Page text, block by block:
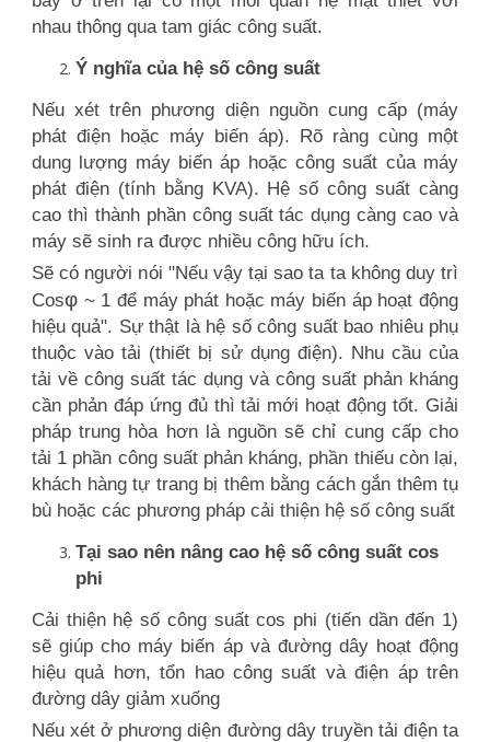
nhau thông qua tam giác công suất.
Ý nghĩa của hệ số công suất
Nếu xét trên phương diện nguồn cung cấp (máy
phát điện hoặc máy biến áp). Rõ ràng cùng một
dung lượng máy biến áp hoặc công suất của máy
phát điện (tính bằng KVA). Hệ số công suất càng
cao thì thành phần công suất tác dụng càng cao và
máy sẽ sinh ra được nhiều công hữu ích.
Sẽ có người nói "Nếu vậy tại sao ta ta không duy trì
Cosφ ~ 1 để máy phát hoặc máy biến áp hoạt động
hiệu quả". Sự thật là hệ số công suất bao nhiêu phụ
thuộc vào tải (thiết bị sử dụng điện). Nhu cầu của
tải về công suất tác dụng và công suất phản kháng
cần phản đáp ứng đủ thì tải mới hoạt động tốt. Giải
pháp trung hòa hơn là nguồn sẽ chỉ cung cấp cho
tải 1 phần công suất phản kháng, phần thiếu còn lại,
khách hàng tự trang bị thêm bằng cách gắn thêm tụ
bù hoặc các phương pháp cải thiện hệ số công suất
Tại sao nên nâng cao hệ số công suất cos
phi
Cải thiện hệ số công suất cos phi (tiến dần đến 1)
sẽ giúp cho máy biến áp và đường dây hoạt động
hiệu quả hơn, tổn hao công suất và điện áp trên
đường dây giảm xuống
Nếu xét ở phương diện đường dây truyền tải điện ta